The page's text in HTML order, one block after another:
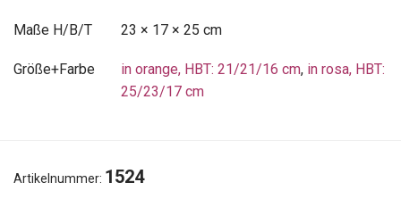
Maße 23 × 17 × 25 cm
Größe+Farbe in orange, HBT: 21/21/16 cm, in rosa, HBT:
25/23/17 cm
Artikelnummer: 1524